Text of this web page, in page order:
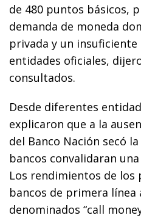
de 480 puntos básicos,
demanda de moneda
privada y un
entidades oficiales,
consultados.
Desde diferentes
explicaron que a la
del Banco Nación secó
bancos convalidaran
Los rendimientos de
bancos de primera línea
denominados “call